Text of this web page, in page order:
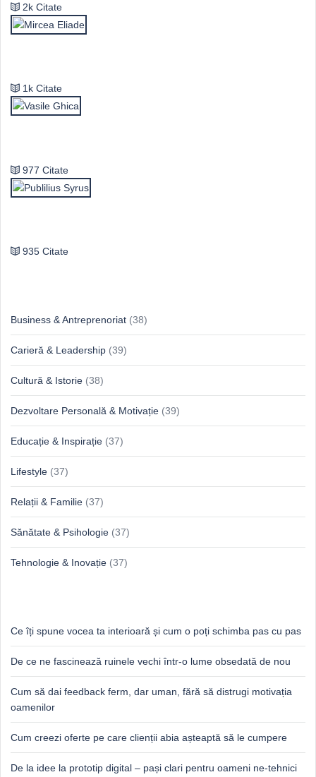
2k Citate
1k Citate
977 Citate
935 Citate
Business & Antreprenoriat (38)
Carieră & Leadership (39)
Cultură & Istorie (38)
Dezvoltare Personală & Motivație (39)
Educație & Inspirație (37)
Lifestyle (37)
Relații & Familie (37)
Sănătate & Psihologie (37)
Tehnologie & Inovație (37)
Ce îți spune vocea ta interioară și cum o poți schimba pas cu pas
De ce ne fascinează ruinele vechi într-o lume obsedată de nou
Cum să dai feedback ferm, dar uman, fără să distrugi motivația
oamenilor
Cum creezi oferte pe care clienții abia așteaptă să le cumpere
De la idee la prototip digital – pași clari pentru oameni ne-tehnici